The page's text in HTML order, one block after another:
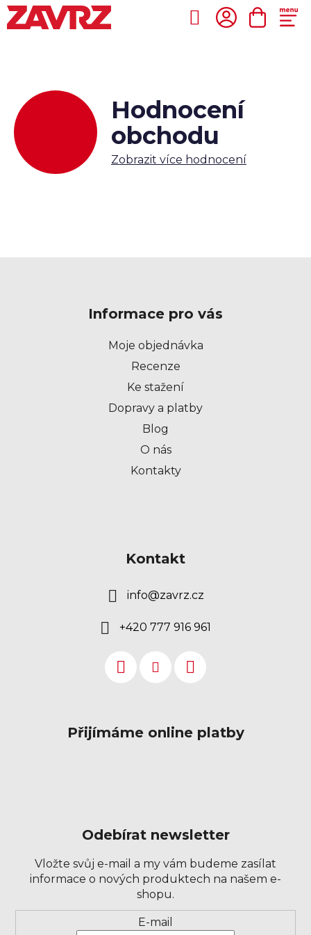
Přejít
na
Hledat
Hodnocení
obchodu
Zobrazit více hodnocení
Informace pro vás
Moje objednávka
Recenze
Ke stažení
Dopravy a platby
Blog
O nás
Kontakty
Kontakt
info@zavrz.cz
+420 777 916 961
Přijímáme online platby
Odebírat newsletter
Vložte svůj e-mail a my vám budeme zasílat
informace o nových produktech na našem e-
shopu.
E-mail